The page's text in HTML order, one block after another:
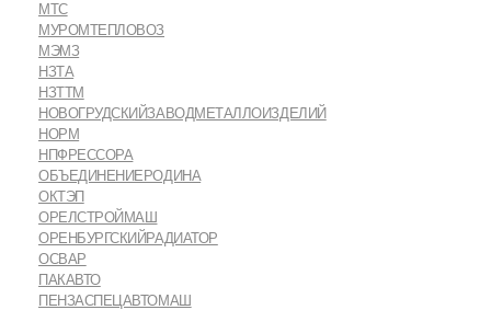
МТС
МУРОМТЕПЛОВОЗ
МЭМЗ
НЗТА
НЗТТМ
НОВОГРУДСКИЙЗАВОДМЕТАЛЛОИЗДЕЛИЙ
НОРМ
НПФРЕССОРА
ОБЪЕДИНЕНИЕРОДИНА
ОКТЭП
ОРЕЛСТРОЙМАШ
ОРЕНБУРГСКИЙРАДИАТОР
ОСВАР
ПАКАВТО
ПЕНЗАСПЕЦАВТОМАШ